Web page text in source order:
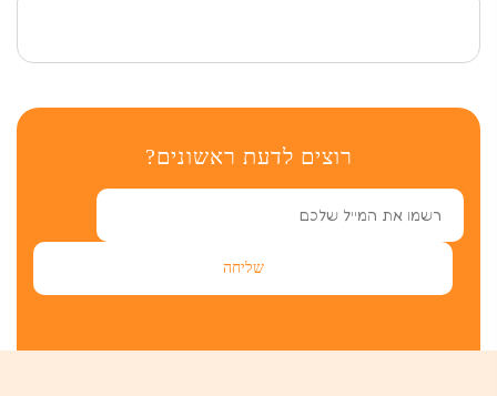
רוצים לדעת ראשונים?